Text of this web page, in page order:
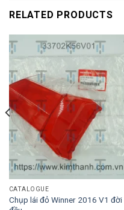
RELATED PRODUCTS
CATALOGUE
Chụp lái đỏ Winner 2016 V1 đời